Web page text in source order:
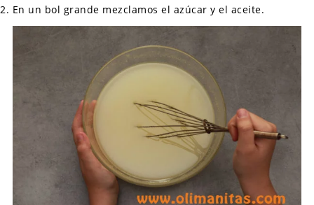
En un bol grande mezclamos el azúcar y el aceite.